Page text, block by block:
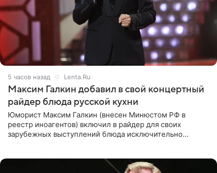
5 часов назад Lenta.Ru
Максим Галкин добавил в свой концертный
райдер блюда русской кухни
Юморист Максим Галкин (внесен Минюстом РФ в
реестр иноагентов) включил в райдер для своих
зарубежных выступлений блюда исключительно